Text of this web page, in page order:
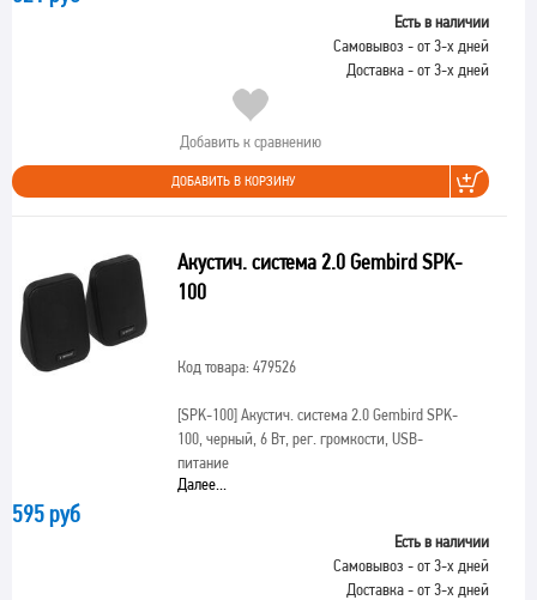
Есть в наличии
Самовывоз - от 3-х дней
Доставка - от 3-х дней
Добавить к сравнению
ДОБАВИТЬ В КОРЗИНУ
Акустич. система 2.0 Gembird SPK-
100
Код товара: 479526
[SPK-100]Акустич. система 2.0 Gembird SPK-
100, черный, 6 Вт, рег. громкости, USB-
питание
Далее...
595 руб
Есть в наличии
Самовывоз - от 3-х дней
Доставка - от 3-х дней